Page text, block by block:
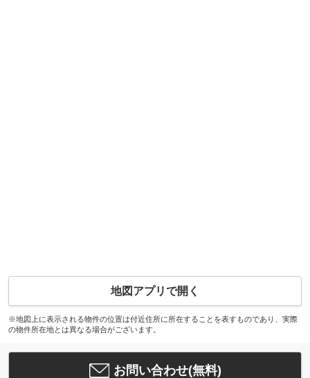
地図アプリで開く
※地図上に表示される物件の位置は付近住所に所在することを表すものであり、実際
の物件所在地とは異なる場合がございます。
お問い合わせ(無料)